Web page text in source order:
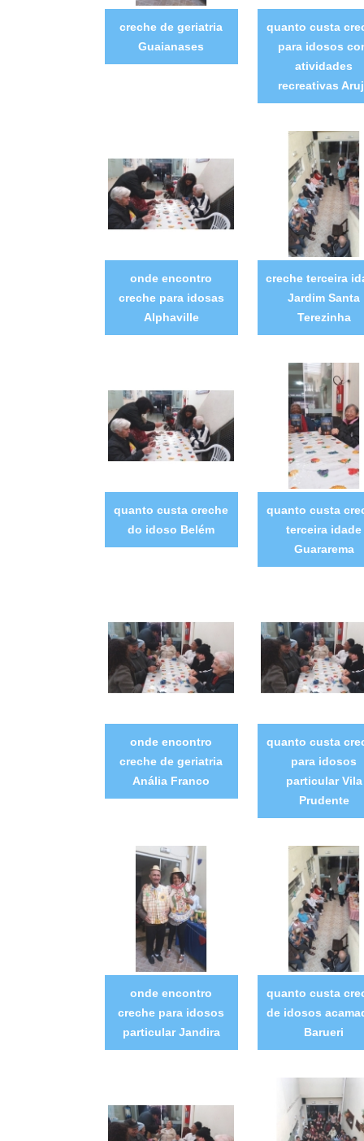
creche de geriatria
Guaianases
quanto custa
para idosos
atividades
recreativas
onde encontro
creche para idosas
Alphaville
creche terceira
Jardim Santa
Terezinha
quanto custa creche
do idoso Belém
quanto custa
terceira idade
Guararema
onde encontro
creche de geriatria
Anália Franco
quanto custa
para idosos
particular Vila
Prudente
onde encontro
creche para idosos
particular Jandira
quanto custa
de idosos
Barueri